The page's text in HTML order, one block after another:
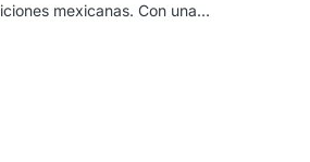
mexicanas. Con una…